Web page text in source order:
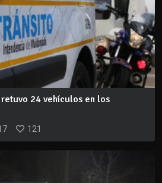
24 vehículos en los
121